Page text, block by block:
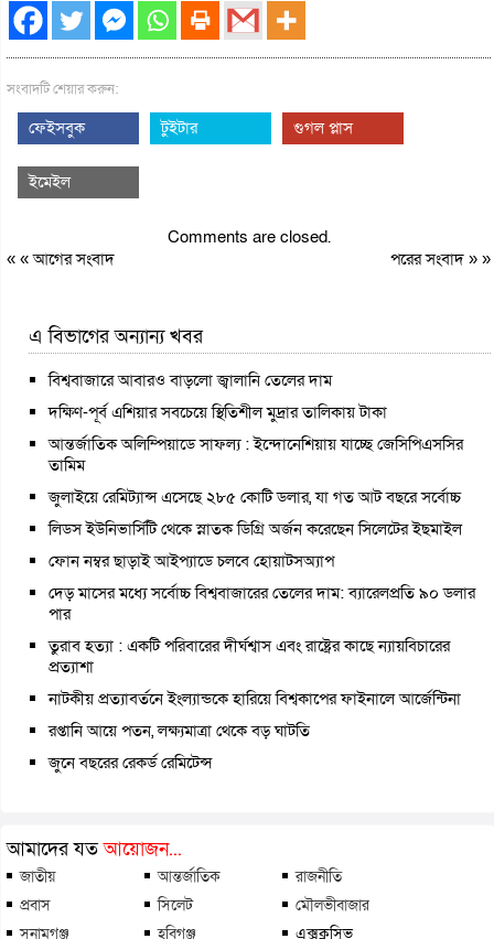
সংবাদটি শেয়ার করুন:
ফেইসবুক টুইটার গুগল প্লাস
ইমেইল
Comments are closed.
« «আগের সংবাদ পরের সংবাদ» »
এ বিভাগের অন্যান্য খবর
বিশ্ববাজারে আবারও বাড়লো জ্বালানি তেলের দাম
দক্ষিণ-পূর্ব এশিয়ার সবচেয়ে স্থিতিশীল মুদ্রার তালিকায় টাকা
আন্তর্জাতিক অলিম্পিয়াডে সাফল্য : ইন্দোনেশিয়ায় যাচ্ছে জেসিপিএসসির
তামিম
জুলাইয়ে রেমিট্যান্স এসেছে ২৮৫ কোটি ডলার, যা গত আট বছরে সর্বোচ্চ
লিডস ইউনিভার্সিটি থেকে স্নাতক ডিগ্রি অর্জন করেছেন সিলেটের ইছমাইল
ফোন নম্বর ছাড়াই আইপ্যাডে চলবে হোয়াটসঅ্যাপ
দেড় মাসের মধ্যে সর্বোচ্চ বিশ্ববাজারের তেলের দাম: ব্যারেলপ্রতি ৯০ ডলার
পার
তুরাব হত্যা : একটি পরিবারের দীর্ঘশ্বাস এবং রাষ্ট্রের কাছে ন্যায়বিচারের
প্রত্যাশা
নাটকীয় প্রত্যাবর্তনে ইংল্যান্ডকে হারিয়ে বিশ্বকাপের ফাইনালে আর্জেন্টিনা
রপ্তানি আয়ে পতন, লক্ষ্যমাত্রা থেকে বড় ঘাটতি
জুনে বছরের রেকর্ড রেমিটেন্স
আমাদের যতআয়োজন...
জাতীয় আন্তর্জাতিক
রাজনীতি
প্রবাস
সিলেট
মৌলভীবাজার
সুনামগঞ্জ
হবিগঞ্জ এক্সক্লুসিভ